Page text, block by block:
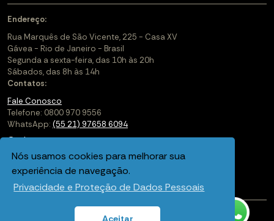
Nós usamos cookies para melhorar sua
experiência de navegação.
Privacidade e Proteção de Dados Pessoais
Aceitar
Endereço:
Rua Marquês de São Vicente, 225 - Casa XV
Gávea - Rio de Janeiro - Brasil
Segunda a sexta-feira, das 10h às 20h
Sábados, das 8h às 14h
Contatos:
Fale Conosco
Telefone: 0800 970 9556
WhatsApp: (55 21) 97658 6094
Cadastre-se
Soluções Corporativas
Saiba mais sobre a PUC-Rio Digital